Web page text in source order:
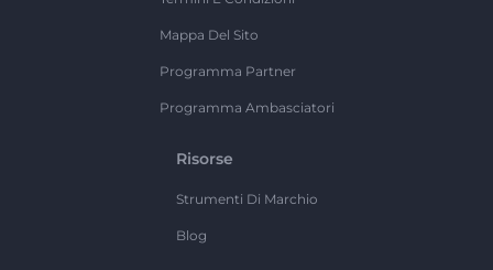
Mappa Del Sito
Programma Partner
Programma Ambasciatori
Risorse
Strumenti Di Marchio
Blog